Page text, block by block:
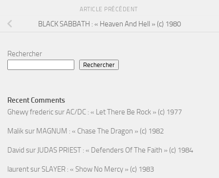
ARTICLE PRÉCÉDENT
BLACK SABBATH : « Heaven And Hell » (c) 1980
Rechercher
Rechercher
Recent Comments
Ghewy fredericsurAC/DC : « Let There Be Rock » (c) 1977
Maliksur MAGNUM : « Chase The Dragon » (c) 1982
David sur JUDAS PRIEST : « Defenders Of The Faith » (c) 1984
laurentsur SLAYER : « Show No Mercy » (c) 1983